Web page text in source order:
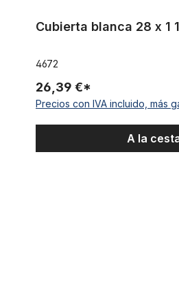
Cubierta blanca 28 x 1
4672
26,39 €*
Precios con IVA incluido, más
A la